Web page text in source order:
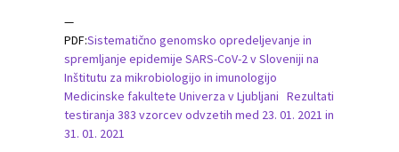
—
PDF:Sistematično genomsko opredeljevanje in
spremljanje epidemije SARS-CoV-2 v Sloveniji na
Inštitutu za mikrobiologijo in imunologijo
Medicinske fakultete Univerza v Ljubljani Rezultati
testiranja 383 vzorcev odvzetih med 23. 01. 2021 in
31. 01. 2021